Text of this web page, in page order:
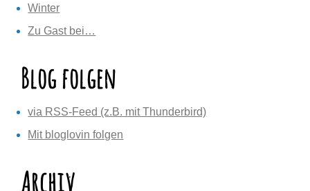
Winter
Zu Gast bei…
Blog folgen
via RSS-Feed (z.B. mit Thunderbird)
Mit bloglovin folgen
Archiv